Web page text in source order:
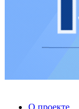
О проекте